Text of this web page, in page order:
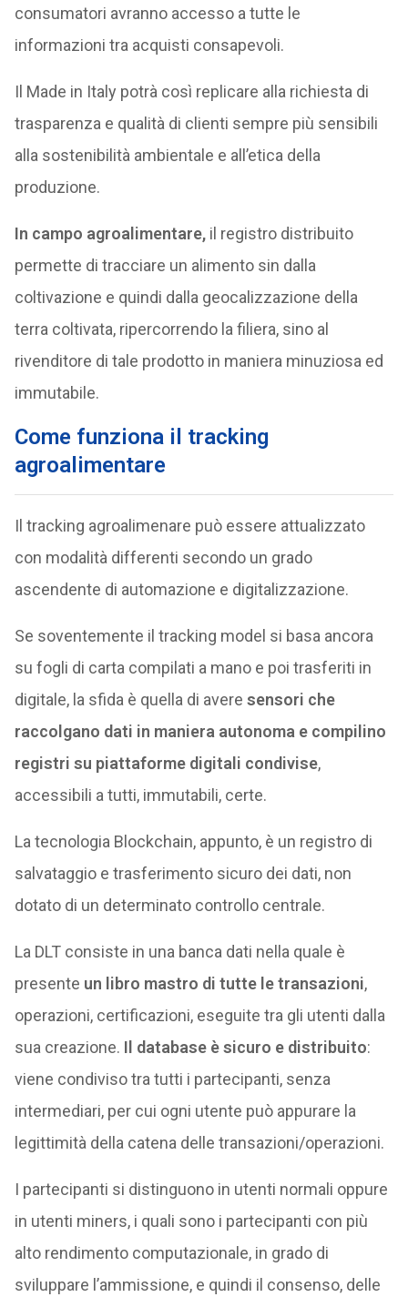
consumatori avranno accesso a tutte le
informazioni tra acquisti consapevoli.
Il Made in Italy potrà così replicare alla richiesta di
trasparenza e qualità di clienti sempre più sensibili
alla sostenibilità ambientale e all’etica della
produzione.
In campo agroalimentare, il registro distribuito
permette di tracciare un alimento sin dalla
coltivazione e quindi dalla geocalizzazione della
terra coltivata, ripercorrendo la filiera, sino al
rivenditore di tale prodotto in maniera minuziosa ed
immutabile.
Come funziona il tracking
agroalimentare
Il tracking agroalimenare può essere attualizzato
con modalità differenti secondo un grado
ascendente di automazione e digitalizzazione.
Se soventemente il tracking model si basa ancora
su fogli di carta compilati a mano e poi trasferiti in
digitale, la sfida è quella di avere sensori che
raccolgano dati in maniera autonoma e compilino
registri su piattaforme digitali condivise,
accessibili a tutti, immutabili, certe.
La tecnologia Blockchain, appunto, è un registro di
salvataggio e trasferimento sicuro dei dati, non
dotato di un determinato controllo centrale.
La DLT consiste in una banca dati nella quale è
presente un libro mastro di tutte le transazioni,
operazioni, certificazioni, eseguite tra gli utenti dalla
sua creazione. Il database è sicuro e distribuito:
viene condiviso tra tutti i partecipanti, senza
intermediari, per cui ogni utente può appurare la
legittimità della catena delle transazioni/operazioni.
I partecipanti si distinguono in utenti normali oppure
in utenti miners, i quali sono i partecipanti con più
alto rendimento computazionale, in grado di
sviluppare l’ammissione, e quindi il consenso, delle